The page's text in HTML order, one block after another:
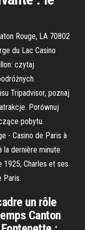
Rouge, LA 70802
du Lac Casino
czytaj
Tripadvisor, poznaj
Porównuj
pobytu.
- Casino de Paris à
la dernière minute
1925, Charles et ses
Paris.
un rôle
Canton